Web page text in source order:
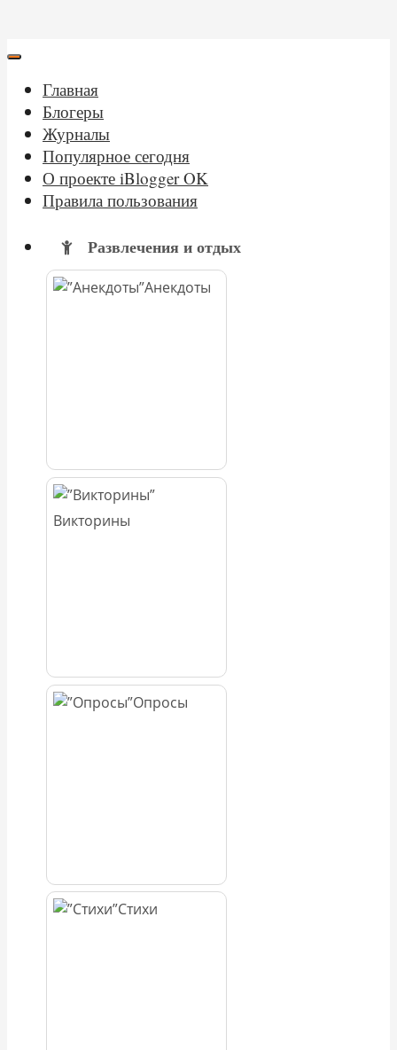
Главная
Блогеры
Журналы
Популярное сегодня
О проекте iBlogger OK
Правила пользования
Развлечения и отдых
Анекдоты
Викторины
Опросы
Стихи